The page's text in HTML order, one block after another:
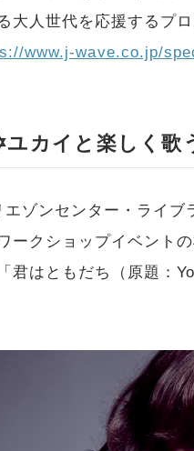
大人世代を応援するプロ
www.j-wave.co.jp/
カイと楽しく歌
ゾンセンター・ライ
ークショップイベント
君はともだち（原題：